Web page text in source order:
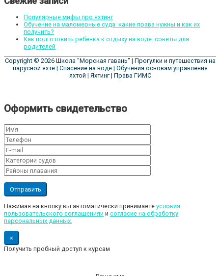
Популярные мифы про яхтинг
Обучение на маломерные суда: какие права нужны и как их
получить?
Как подготовить ребенка к отдыху на воде: советы для
родителей
Copyright © 2026 Школа "Морская гавань" | Прогулки и путешествия на
парусной яхте | Спасение на воде | Обучения основам управления
яхтой | Яхтинг | Права ГИМС
Оформить свидетельство
Нажимая на кнопку вы автоматически принимаете условия
пользовательского соглашенияи и cогласие на обработку
персональных данных.
×
Получить пробный доступ к курсам